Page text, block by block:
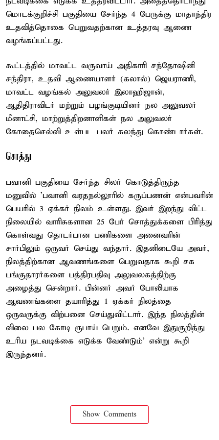
மொடக்குறிச்சி பகுதியை சேர்ந்த 4 பேருக்கு மாதாந்திர
உதவித்தொகை பெறுவதற்கான உத்தரவு ஆணை
வழங்கப்பட்டது.
கூட்டத்தில் மாவட்ட வருவாய் அதிகாரி சந்தோஷினி
சந்திரா, உதவி ஆணையாளர் (கலால்) ஜெயராணி,
மாவட்ட வழங்கல் அலுவலர் இலாஹிஜான்,
ஆதிதிராவிடர் மற்றும் பழங்குடியினர் நல அலுவலர்
மீனாட்சி, மாற்றுத்திறனாளிகள் நல அலுவலர்
கோதைசெல்வி உள்பட பலர் கலந்து கொண்டார்கள்.
சொத்து
பவானி பகுதியை சேர்ந்த சிலர் கொடுத்திருந்த
மனுவில் 'பவானி வரதநல்லூரில் கருப்பணன் என்பவரின்
பெயரில் 3 ஏக்கர் நிலம் உள்ளது. இவர் இறந்து விட்ட
நிலையில் வாரிசுகளான 25 பேர் சொத்துக்களை பிரித்து
கொள்வது தொடர்பான பணிகளை அனைவரின்
சார்பிலும் ஒருவர் செய்து வந்தார். இதனிடையே அவர்,
நிலத்திற்கான ஆவணங்களை பெறுவதாக கூறி சக
பங்குதாரர்களை பத்திரபதிவு அலுவலகத்திற்கு
அழைத்து சென்றார். பின்னர் அவர் போலியாக
ஆவணங்களை தயாரித்து 1 ஏக்கர் நிலத்தை
ஒருவருக்கு விற்பனை செய்துவிட்டார். இந்த நிலத்தின்
விலை பல கோடி ரூபாய் பெறும். எனவே இதுகுறித்து
உரிய நடவடிக்கை எடுக்க வேண்டும்' என்று கூறி
இருந்தனர்.
Show Comments